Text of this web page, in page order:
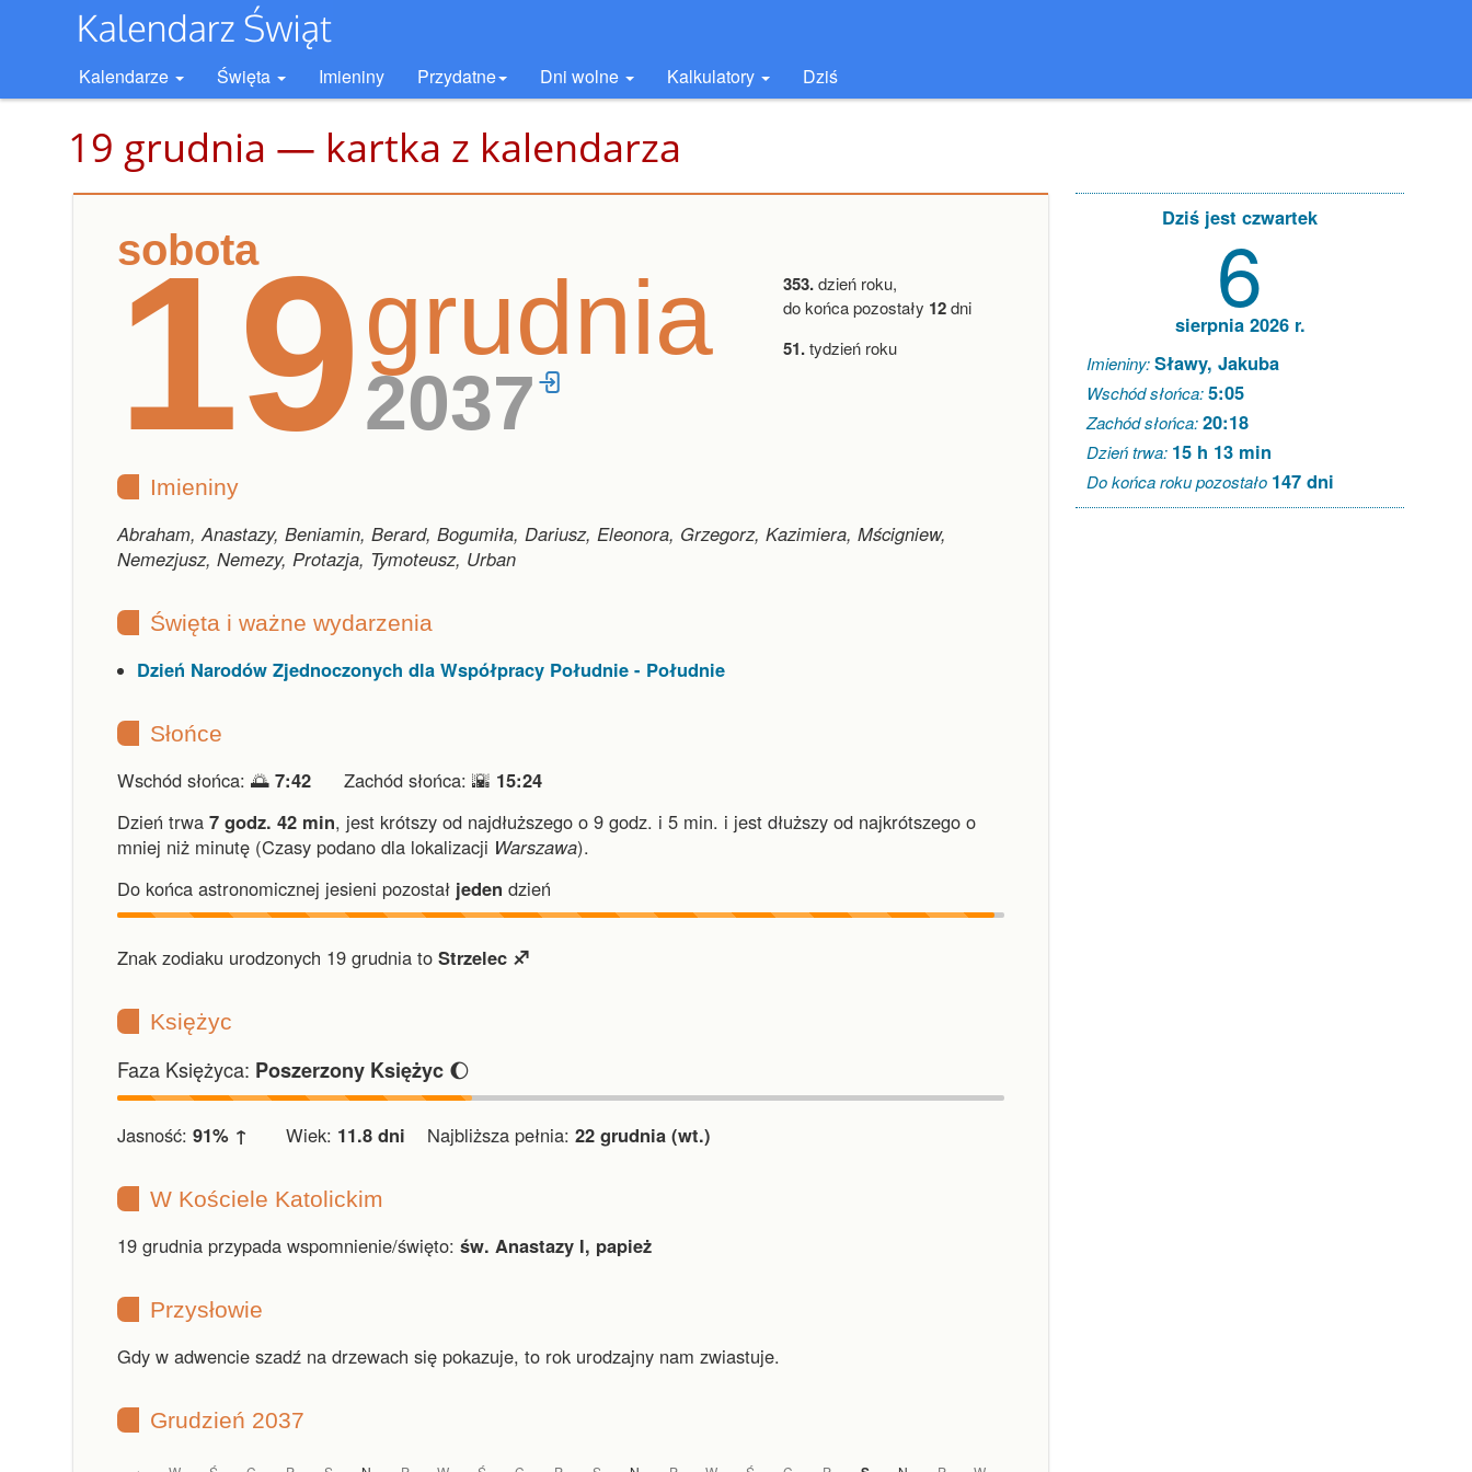
Kalendarze Święta Imieniny Przydatne Dni wolne Kalkulatory Dziś
19 grudnia — kartka z kalendarza
sobota
19grudnia
2037
353.dzień roku,
do końca pozostały 12dni
51.tydzień roku
Imieniny
Abraham, Anastazy, Beniamin, Berard, Bogumiła, Dariusz, Eleonora, Grzegorz, Kazimiera, Mścigniew,
Nemezjusz, Nemezy, Protazja, Tymoteusz, Urban
Święta i ważne wydarzenia
Dzień Narodów Zjednoczonych dla Współpracy Południe - Południe
Słońce
Wschód słońca: 🌅 7:42 Zachód słońca: 🌇 15:24
Dzień trwa 7 godz. 42 min, jest krótszy od najdłuższego o 9 godz. i 5 min. i jest dłuższy od najkrótszego o
mniej niż minutę (Czasy podano dla lokalizacji Warszawa).
Do końca astronomicznej jesieni pozostał jeden dzień
Znak zodiaku urodzonych 19 grudnia to Strzelec ♐︎
Księżyc
Faza Księżyca: Poszerzony Księżyc 🌔
Jasność: 91% ↑ Wiek: 11.8 dni Najbliższa pełnia: 22 grudnia (wt.)
W Kościele Katolickim
19 grudnia przypada wspomnienie/święto: św. Anastazy I, papież
Przysłowie
Gdy w adwencie szadź na drzewach się pokazuje, to rok urodzajny nam zwiastuje.
Grudzień 2037
Dziś jest czwartek
6
sierpnia 2026 r.
Imieniny:Sławy, Jakuba
Wschód słońca:5:05
Zachód słońca:20:18
Dzień trwa: 15 h 13 min
Do końca roku pozostało 147 dni